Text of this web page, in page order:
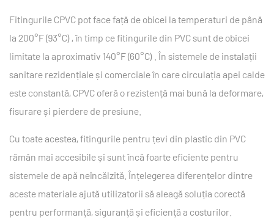
Fitingurile CPVC pot face față de obicei la temperaturi de până
la 200°F (93°C) , în timp ce fitingurile din PVC sunt de obicei
limitate la aproximativ 140°F (60°C) . În sistemele de instalații
sanitare rezidențiale și comerciale în care circulația apei calde
este constantă, CPVC oferă o rezistență mai bună la deformare,
fisurare și pierdere de presiune.
Cu toate acestea, fitingurile pentru țevi din plastic din PVC
rămân mai accesibile și sunt încă foarte eficiente pentru
sistemele de apă neîncălzită. Înțelegerea diferențelor dintre
aceste materiale ajută utilizatorii să aleagă soluția corectă
pentru performanță, siguranță și eficiență a costurilor.